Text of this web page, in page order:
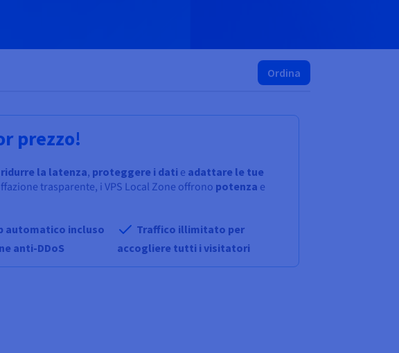
Ordina
prezzo!
ridurre la latenza, proteggere i dati e adattare le tue
trasparente, i VPS Local Zone offrono potenza e
automatico incluso
anti-DDoS
Traffico illimitato per
accogliere tutti i visitatori